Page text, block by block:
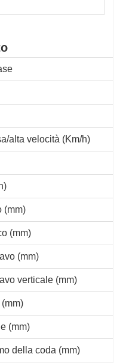
alta velocità (Km/h)
(mm)
(mm)
(mm)
verticale (mm)
(mm)
della coda (mm)